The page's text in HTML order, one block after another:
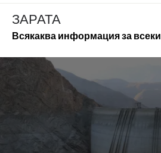
Skip
content
ЗАРАТА
Всякаква информация за всеки